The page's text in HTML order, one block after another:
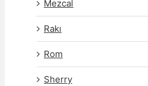
Mezcal
Rakı
Rom
Sherry